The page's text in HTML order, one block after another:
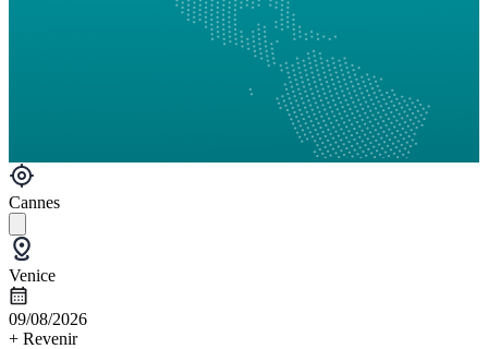
Cannes
Venice
09/08/2026
+ Revenir